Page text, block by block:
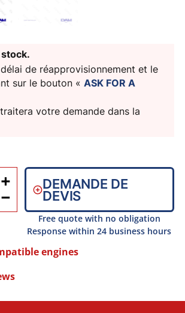
de réapprovisionnement et le
sur le bouton « ASK FOR A
votre demande dans la
−
+ DEMANDE DE
DEVIS
Free quote with no obligation
Response within 24 business hours
engines